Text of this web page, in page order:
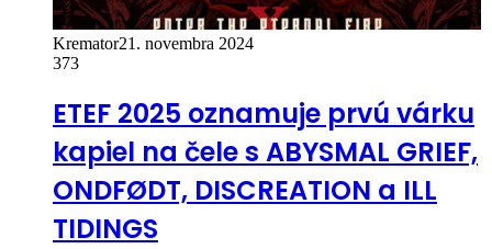
Kremator21. novembra 2024
373
ETEF 2025 oznamuje prvú várku
kapiel na čele s ABYSMAL GRIEF,
ONDFØDT, DISCREATION a ILL
TIDINGS